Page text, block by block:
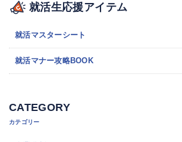
就活生応援アイテム
就活マスターシート
就活マナー攻略BOOK
CATEGORY
カテゴリー